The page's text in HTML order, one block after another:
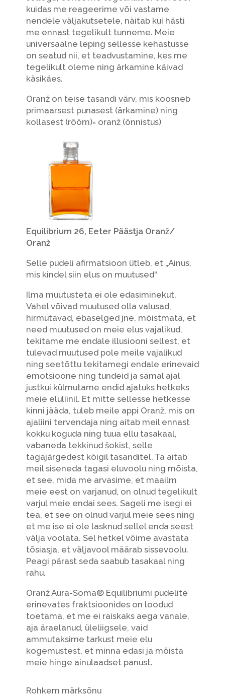
kuidas me reageerime või vastame
nendele väljakutsetele, näitab kui hästi
me ennast tegelikult tunneme. Meie
universaalne leping sellesse kehastusse
on seatud nii, et teadvustamine, kes me
tegelikult oleme ning ärkamine käivad
käsikäes.
Oranž on teise tasandi värv, mis koosneb
primaarsest punasest (ärkamine) ning
kollasest (rõõm)= oranž (õnnistus)
Equilibrium 26, Eeter Päästja Oranž/
Oranž
Selle pudeli afirmatsioon ütleb, et „Ainus,
mis kindel siin elus on muutused“
Ilma muutusteta ei ole edasiminekut.
Vahel võivad muutused olla valusad,
hirmutavad, ebaselged jne, mõistmata, et
need muutused on meie elus vajalikud,
tekitame me endale illusiooni sellest, et
tulevad muutused pole meile vajalikud
ning seetõttu tekitamegi endale erinevaid
emotsioone ning tundeid ja samal ajal
justkui külmutame endid ajatuks hetkeks
meie eluliinil. Et mitte sellesse hetkesse
kinni jääda, tuleb meile appi Oranž, mis on
ajaliini tervendaja ning aitab meil ennast
kokku koguda ning tuua ellu tasakaal,
vabaneda tekkinud šokist, selle
tagajärgedest kõigil tasanditel. Ta aitab
meil siseneda tagasi eluvoolu ning mõista,
et see, mida me arvasime, et maailm
meie eest on varjanud, on olnud tegelikult
varjul meie endai sees. Sageli me isegi ei
tea, et see on olnud varjul meie sees ning
et me ise ei ole lasknud sellel enda seest
välja voolata. Sel hetkel võime avastata
tõsiasja, et väljavool määrab sissevoolu.
Peagi pärast seda saabub tasakaal ning
rahu.
Oranž Aura-Soma® Equilibriumi pudelite
erinevates fraktsioonides on loodud
toetama, et me ei raiskaks aega vanale,
aja äraelanud, üleliigsele, vaid
ammutaksime tarkust meie elu
kogemustest, et minna edasi ja mõista
meie hinge ainulaadset panust.
Rohkem märksõnu